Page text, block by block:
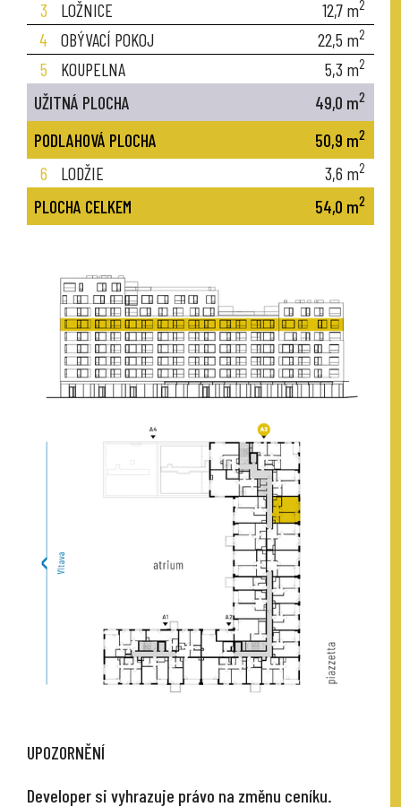
3 LOŽNICE 12,7 m2
4 OBÝVACÍ POKOJ 22,5 m2
5 KOUPELNA 5,3 m2
UŽITNÁ PLOCHA 49,0 m2
PODLAHOVÁ PLOCHA 50,9 m2
6 LODŽIE 3,6 m2
PLOCHA CELKEM 54,0 m2
UPOZORNĚNÍ
Developer si vyhrazuje právo na změnu ceníku.